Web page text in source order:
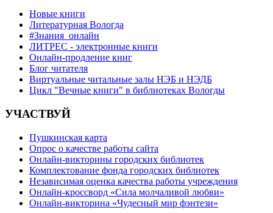
Новые книги
Литературная Вологда
#Знания_онлайн
ЛИТРЕС - электронные книги
Онлайн-продление книг
Блог читателя
Виртуальные читальные залы НЭБ и НЭДБ
Цикл "Вечные книги" в библиотеках Вологды
УЧАСТВУЙ
Пушкинская карта
Опрос о качестве работы сайта
Онлайн-викторины городских библиотек
Комплектование фонда городских библиотек
Независимая оценка качества работы учреждения
Онлайн-кроссворд «Сила молчаливой любви»
Онлайн-викторина «Чудесный мир фэнтези»